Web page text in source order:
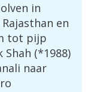
in
Rajasthan en
tot pijp
Shah (*1988)
naar